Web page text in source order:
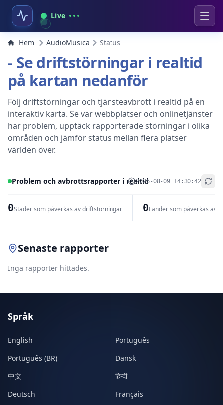
Live
Hem AudioMusica Status
- Se driftstörningar i realtid
på kartan nedanför
Följ driftstörningar och tjänsteavbrott i realtid på en
interaktiv karta. Se var webbplatser och onlinetjänster
har problem, upptäck rapporterade störningar i olika
områden och jämför status mellan flera platser
världen över.
Problem och avbrottsrapporter i realtid2026-08-09 14:30:42
0Städer som påverkas av driftstörningar 0Länder som påverkas av
+
Senaste rapporter
Inga rapporter hittades.
Språk
English
Português
Português (BR)
Dansk
中文
हिन्दी
Deutsch
Français